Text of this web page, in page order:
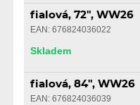
fialová, 72", WW26
EAN: 676824036022
Skladem
fialová, 84", WW26
EAN: 676824036039